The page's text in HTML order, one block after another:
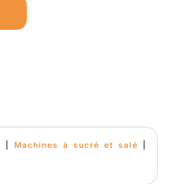
|Machines à sucré et salé